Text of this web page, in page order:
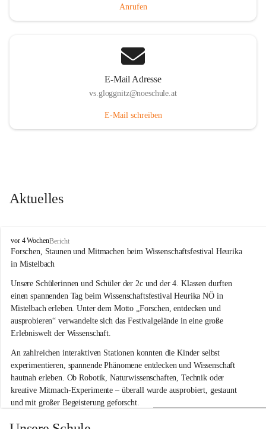
Anrufen
E-Mail Adresse
vs.gloggnitz@noeschule.at
E-Mail schreiben
Aktuelles
V
o
l
s
s
c
u
l
e
G
l
o
g
g
n
i
vor 4 WochenBericht
Forschen, Staunen und Mitmachen beim Wissenschaftsfestival Heurika
in Mistelbach
Unsere Schülerinnen und Schüler der 2c und der 4. Klassen durften
einen spannenden Tag beim Wissenschaftsfestival Heurika NÖ in
Mistelbach erleben. Unter dem Motto „Forschen, entdecken und
ausprobieren“ verwandelte sich das Festivalgelände in eine große
Erlebniswelt der Wissenschaft.
An zahlreichen interaktiven Stationen konnten die Kinder selbst
experimentieren, spannende Phänomene entdecken und Wissenschaft
hautnah erleben. Ob Robotik, Naturwissenschaften, Technik oder
kreative Mitmach-Experimente – überall wurde ausprobiert, gestaunt
und mit großer Begeisterung geforscht.
Besonders beeindruckend war, dass Wissenschaftlerinnen und